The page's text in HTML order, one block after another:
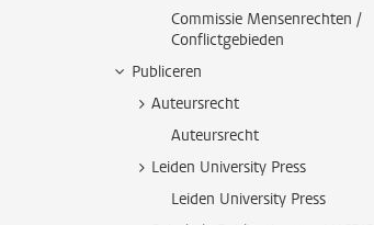
Commissie Mensenrechten /
Conflictgebieden
Publiceren
Auteursrecht
Auteursrecht
Leiden University Press
Leiden University Press